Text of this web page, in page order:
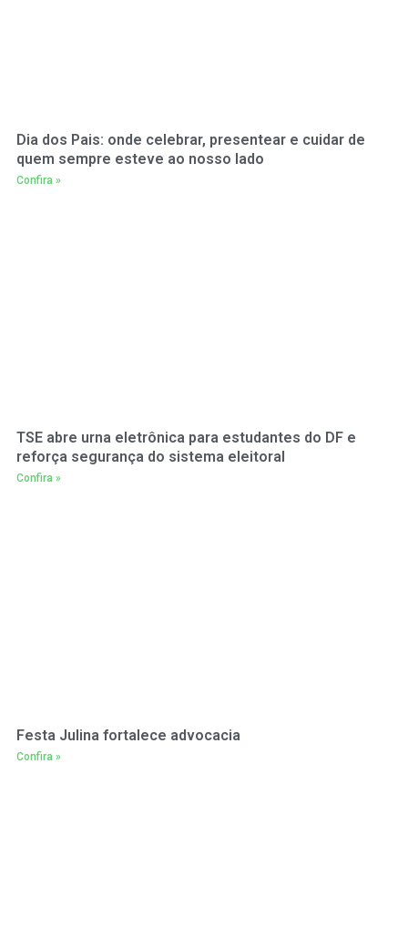
Dia dos Pais: onde celebrar, presentear e cuidar de
quem sempre esteve ao nosso lado
Confira »
TSE abre urna eletrônica para estudantes do DF e
reforça segurança do sistema eleitoral
Confira »
Festa Julina fortalece advocacia
Confira »